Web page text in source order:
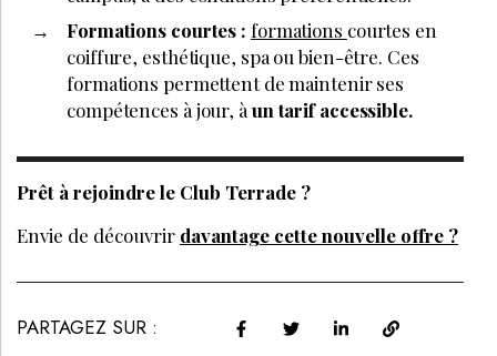
Formations courtes : formations courtes en
coiffure, esthétique, spa ou bien-être. Ces
formations permettent de maintenir ses
compétences à jour, à un tarif accessible.
Prêt à rejoindre le Club Terrade ?
Envie de découvrir davantage cette nouvelle offre ?
PARTAGEZ SUR :